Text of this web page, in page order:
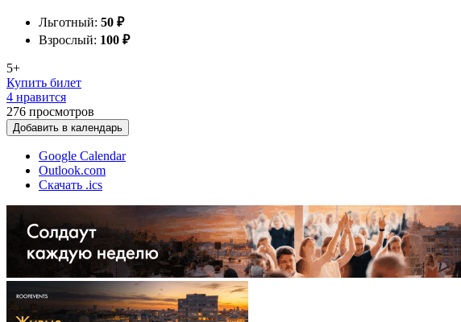
Льготный: 50 ₽
Взрослый: 100 ₽
5+
Купить билет
4 нравится
276 просмотров
Добавить в календарь
Google Calendar
Outlook.com
Скачать .ics